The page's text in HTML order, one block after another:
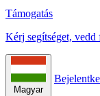
Támogatás
Kérj segítséget,
Magyar